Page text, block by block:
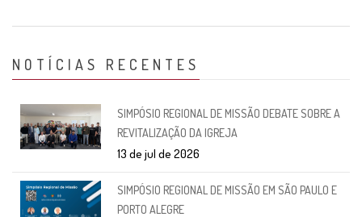
NOTÍCIAS RECENTES
SIMPÓSIO REGIONAL DE MISSÃO DEBATE SOBRE A
REVITALIZAÇÃO DA IGREJA
13 de jul de 2026
SIMPÓSIO REGIONAL DE MISSÃO EM SÃO PAULO E
PORTO ALEGRE